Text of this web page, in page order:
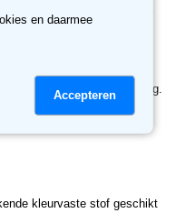
in de wasmachine tot
en kindvriendelijke ritssluiting.
met ritssluiting.
kleurvaste stof geschikt
en daarmee
Accepteren